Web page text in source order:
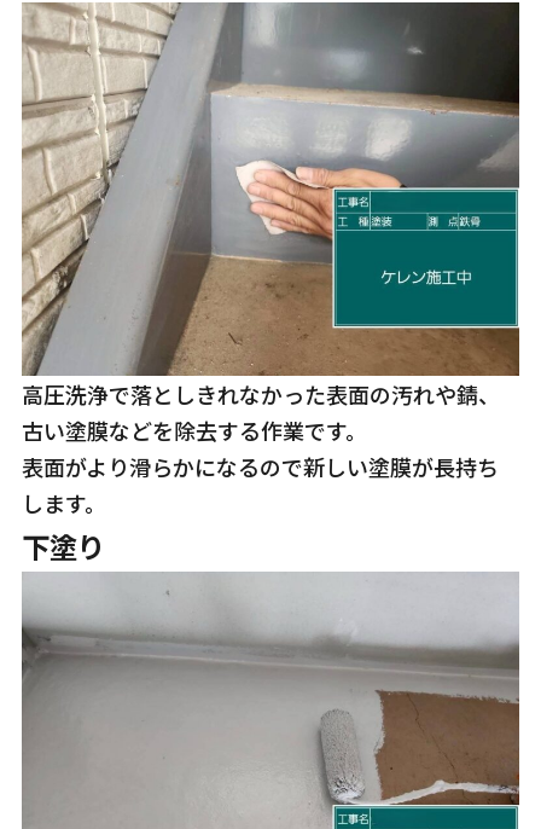
高圧洗浄で落としきれなかった表面の汚れや錆、
古い塗膜などを除去する作業です。
表面がより滑らかになるので新しい塗膜が長持ち
します。
下塗り